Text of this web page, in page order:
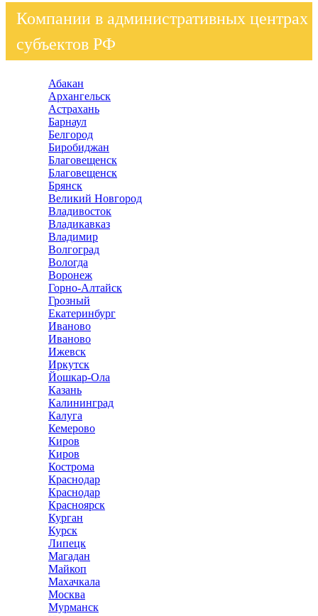
Компании в административных центрах
субъектов РФ
Абакан
Архангельск
Астрахань
Барнаул
Белгород
Биробиджан
Благовещенск
Благовещенск
Брянск
Великий Новгород
Владивосток
Владикавказ
Владимир
Волгоград
Вологда
Воронеж
Горно-Алтайск
Грозный
Екатеринбург
Иваново
Иваново
Ижевск
Иркутск
Йошкар-Ола
Казань
Калининград
Калуга
Кемерово
Киров
Киров
Кострома
Краснодар
Краснодар
Красноярск
Курган
Курск
Липецк
Магадан
Майкоп
Махачкала
Москва
Мурманск